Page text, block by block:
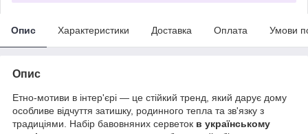
Опис Характеристики Доставка Оплата Умови
Опис
Етно-мотиви в інтер'єрі — це стійкий тренд, який дарує дому
особливе відчуття затишку, родинного тепла та зв'язку з
традиціями. Набір бавовняних серветок в українському